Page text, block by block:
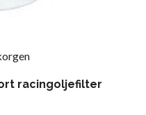
racingoljefilter